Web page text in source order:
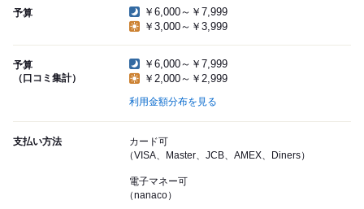
予算
￥6,000～￥7,999
￥3,000～￥3,999
予算
（口コミ集計）
￥6,000～￥7,999
￥2,000～￥2,999
利用金額分布を見る
支払い方法
カード可
（VISA、Master、JCB、AMEX、Diners）
電子マネー可
（nanaco）